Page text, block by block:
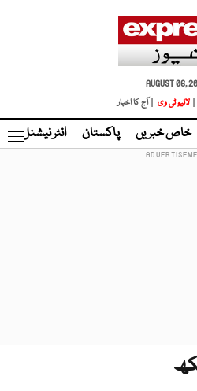
AUGUST 06,
لائیو ٹی وی | آج کا اخبار
خاص خبریں پاکستان انٹر نیشنل